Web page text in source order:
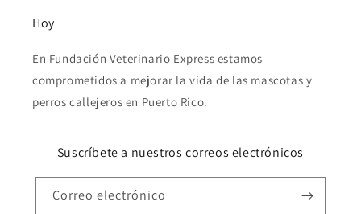
Hoy
En Fundación Veterinario Express estamos
comprometidos a mejorar la vida de las mascotas y
perros callejeros en Puerto Rico.
Suscríbete a nuestros correos electrónicos
Correo electrónico